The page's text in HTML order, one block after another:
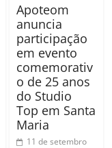
Apoteom
anuncia
participação
em evento
comemorativ
o de 25 anos
do Studio
Top em Santa
Maria
11 de setembro